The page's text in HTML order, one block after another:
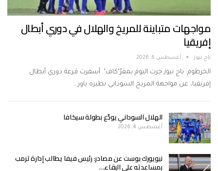
مواجهات متباينة للمريخ والهلال في دوري أبطال
إفريقيا
باج نيوز أغسطس 6, 2026
الخرطوم: باج نيوز جرت اليوم بمقرّ"كاف". أسفرت قرعة دوري أبطال
إفريقيا، عن مواجهة المريخ السوداني نظيره باور…
الهلال السوداني يودّع بطولة سيكافا
أغسطس 4, 2026
نيويورك بوست عن مصادر: رئيس فيفا يطالب إدارة ترمب
بمساعدته على البقاء…